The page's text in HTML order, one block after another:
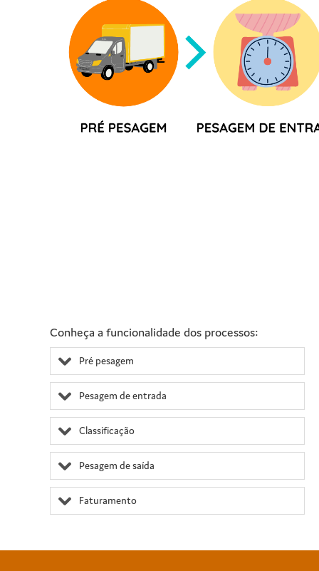
Conheça a funcionalidade dos processos:
Pré pesagem
Pesagem de entrada
Classificação
Pesagem de saída
Faturamento